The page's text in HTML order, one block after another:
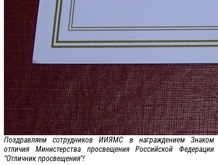
Поздравляем сотрудников ИИЯМС в награждением Знаком
отличия Министерства просвещения Российской Федерации
"Отличник просвещения"!